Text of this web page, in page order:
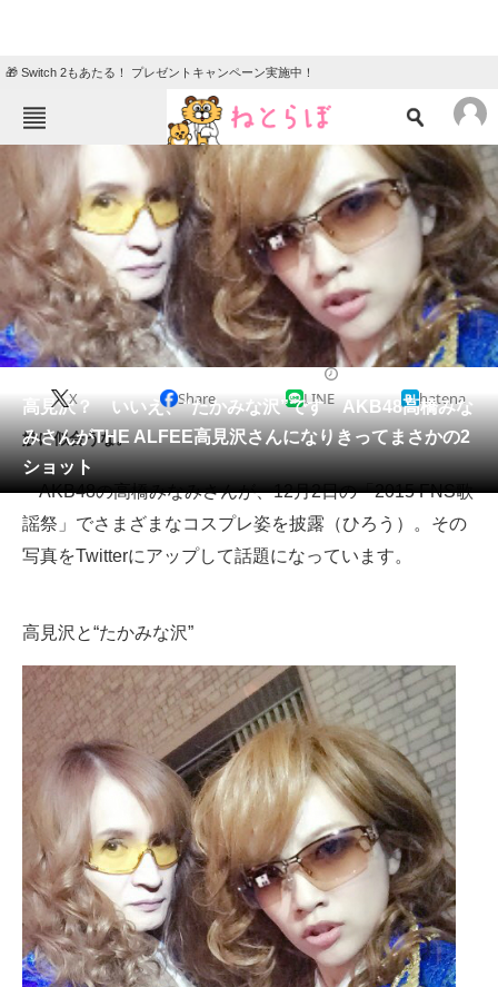
🎁 Switch 2もあたる！ プレゼントキャンペーン実施中！
ねとらぼメニュー
ニュース
エンタメ クイズ
グルメ 地域
住まい 教育・育児
動物 リサーチ
会員記事
メディア
注目記事を集めた総合ページ
ITの今と未来を見通す
進化するPCとデバイスの未来
好きが集まる 比べて選べる
ビジネスと働き方のヒント
AI活用のいまが分かる
企業ITのトレンドを詳説
経営リーダーのコミュニティ
マーケ×ITの今がよく分かる
ITエンジニア向け専門サイト
高見沢？ いいえ、“たかみな沢”です AKB48高橋みな
みさんがTHE ALFEE高見沢さんになりきってまさかの2
ショット
X Share LINE hatena
妙に似合うな。
AKB48の高橋みなみさんが、12月2日の「2015 FNS歌
謡祭」でさまざまなコスプレ姿を披露（ひろう）。その
写真をTwitterにアップして話題になっています。
高見沢と“たかみな沢”